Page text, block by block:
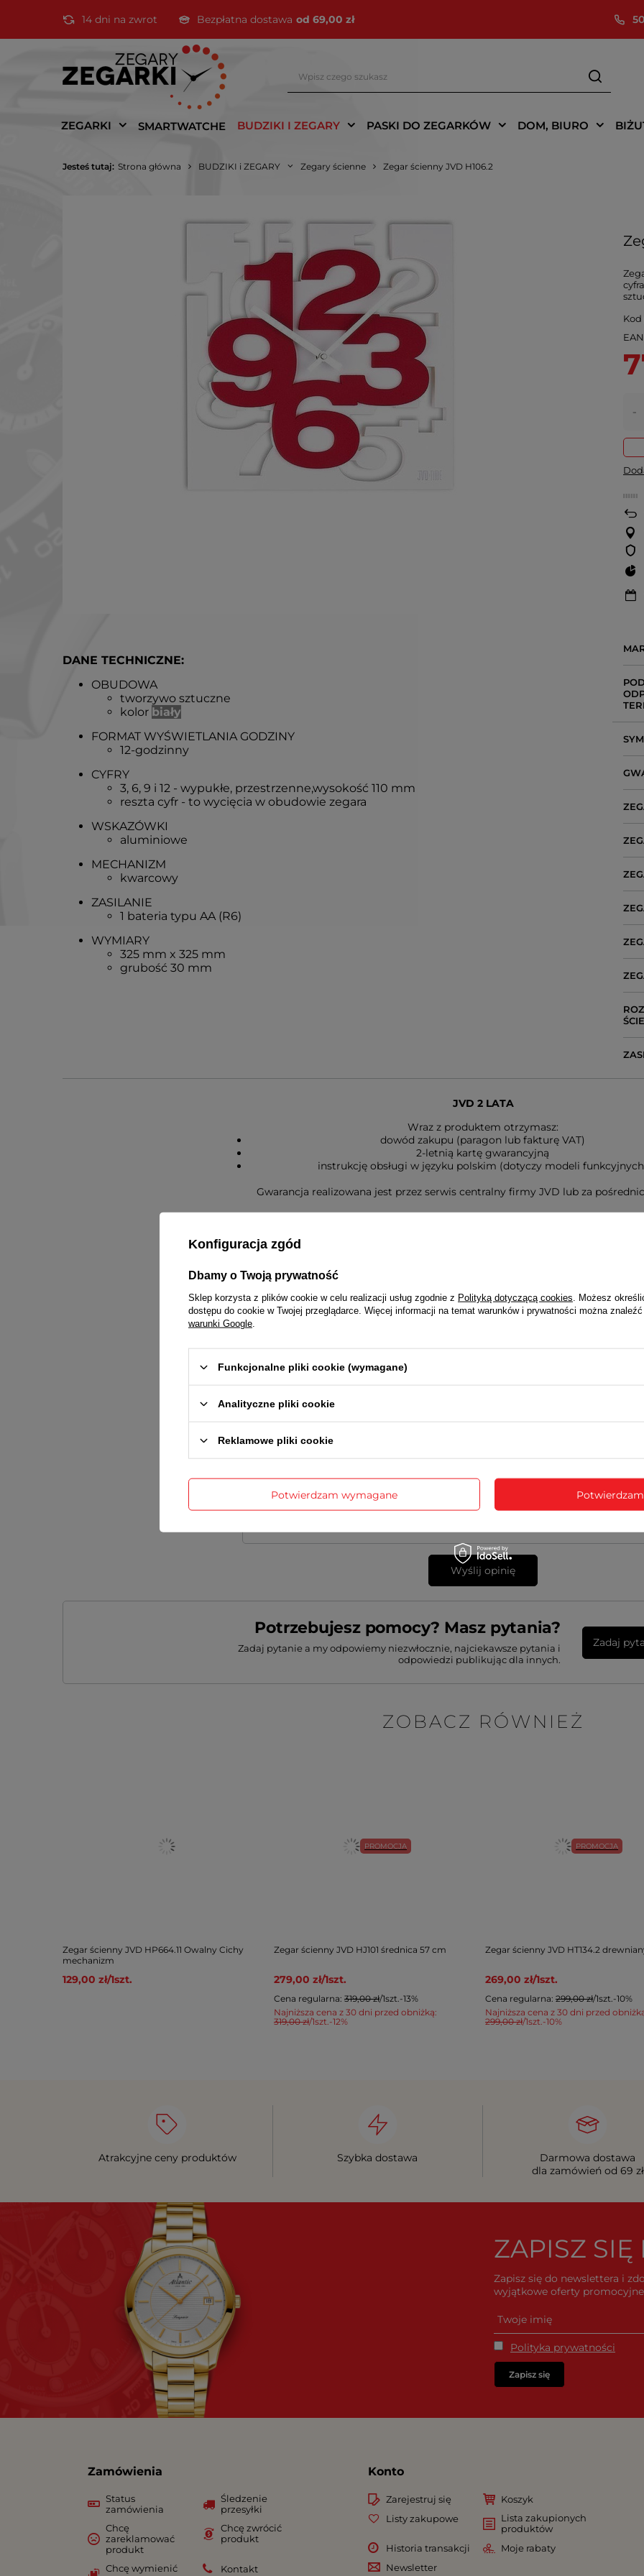
14 dni na zwrot Bezpłatna dostawa od 69,00 zł
ZEGARKI SMARTWATCHE BUDZIKI I ZEGARY PASKI DO ZEGARKÓW DOM, BIURO
Jesteś tutaj: Strona główna BUDZIKI i ZEGARY Zegary ścienne Zegar ścienny JVD H106.2
EAN
-
DANE TECHNICZNE:
OBUDOWA
tworzywo sztuczne
kolor biały
FORMAT WYŚWIETLANIA GODZINY
12-godzinny
CYFRY
3, 6, 9 i 12 - wypukłe, przestrzenne,wysokość 110 mm
reszta cyfr - to wycięcia w obudowie zegara
WSKAZÓWKI
aluminiowe
MECHANIZM
kwarcowy
ZASILANIE
1 bateria typu AA (R6)
WYMIARY
325 mm x 325 mm
grubość 30 mm
JVD 2 LATA
Wraz z produktem otrzymasz:
dowód zakupu (paragon lub fakturę VAT)
2-letnią kartę gwarancyjną
instrukcję obsługi w języku polskim (dotyczy modeli
Gwarancja realizowana jest przez serwis centralny firmy JVD lub za
Twoje imię
Wyślij opinię
Potrzebujesz pomocy? Masz pytania?
Zadaj pytanie a my odpowiemy niezwłocznie, najciekawsze pytania i
odpowiedzi publikując dla innych.
Zadaj
ZOBACZ RÓWNIEŻ
Zegar ścienny JVD HP664.11 Owalny Cichy
mechanizm
129,00 zł/1szt.
PROMOCJA
Zegar ścienny JVD HJ101 średnica 57 cm
279,00 zł/1szt.
Najniższa cena z 30 dni przed obniżką:
319,00 zł/1szt.-12%
Cena regularna: 319,00 zł/1szt.-13%
PROMOCJA
Zegar ścienny JVD HT134.2
269,00 zł/1szt.
Najniższa cena z 30 dni przed
299,00 zł/1szt.-10%
Cena regularna: 299,00 zł/1szt.-10%
Atrakcyjne ceny produktów Szybka dostawa
Darmowa dostawa
dla zamówień od 69 zł
ZAPISZ SIĘ
Zapisz się do newslettera i
wyjątkowe oferty
Polityka prywatności
Zapisz się
Zamówienia
Status
zamówienia
Śledzenie
przesyłki
Chcę
zareklamować
produkt
Chcę zwrócić
produkt
Chcę wymienić
Kontakt
Konto
Zarejestruj się
Koszyk
Listy zakupowe
Lista zakupionych
produktów
Historia transakcji
Moje rabaty
Newsletter
Konfiguracja zgód
Dbamy o Twoją prywatność
Sklep korzysta z plików cookie w celu realizacji usług zgodnie z Polityką dotyczącą cookies . Możesz
dostępu do cookie w Twojej przeglądarce. Więcej informacji na temat warunków i prywatności można
warunki Google
Funkcjonalne pliki cookie (wymagane)
Analityczne pliki cookie
Reklamowe pliki cookie
Potwierdzam wymagane